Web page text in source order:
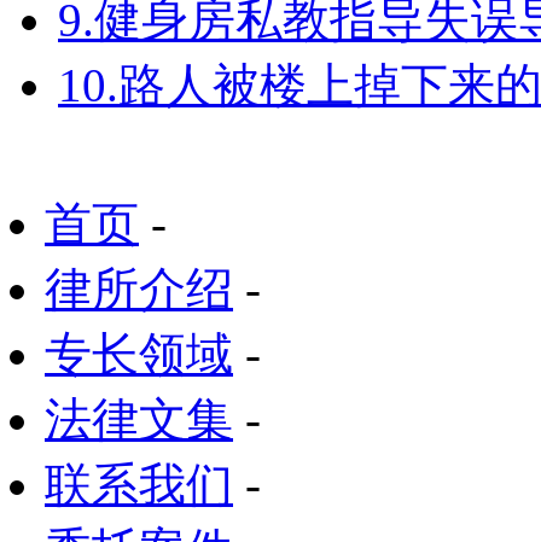
9.健身房私教指导失
10.路人被楼上掉下来
首页 -
律所介绍 -
专长领域 -
法律文集 -
联系我们 -